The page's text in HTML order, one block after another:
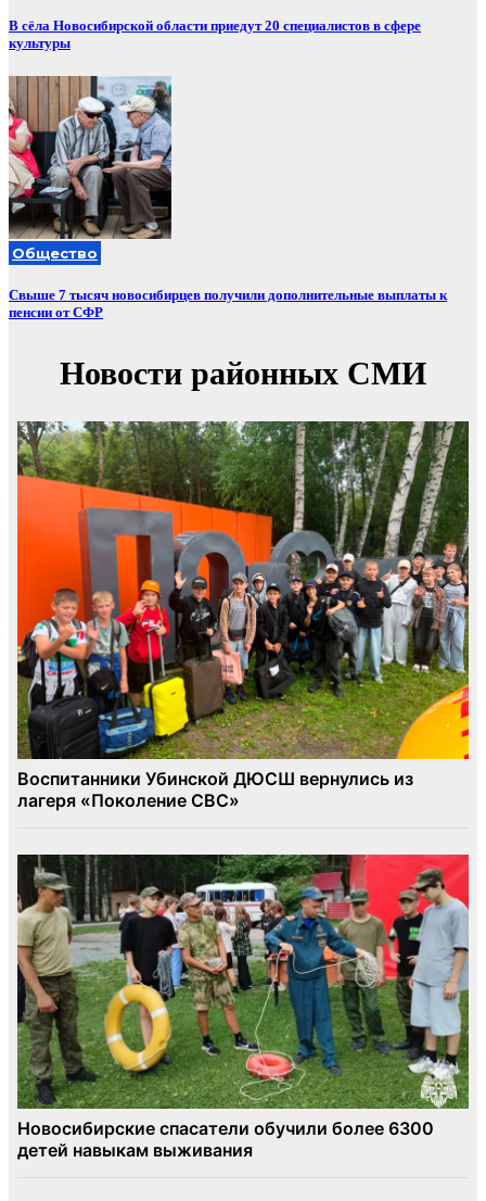
В сёла Новосибирской области приедут 20 специалистов в сфере
культуры
Общество
Свыше 7 тысяч новосибирцев получили дополнительные выплаты к
пенсии от СФР